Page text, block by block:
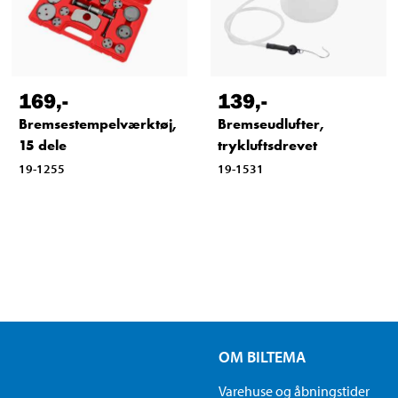
169,-
Bremsestempelværktøj,
15 dele
19-1255
139,-
Bremseudlufter,
trykluftsdrevet
19-1531
OM BILTEMA
Varehuse og åbningstider